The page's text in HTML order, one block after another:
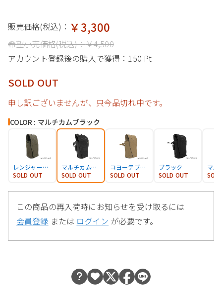
販売価格(税込)： ￥3,300
希望小売価格(税込)：￥4,500
アカウント登録後の購入で獲得： 150 Pt
SOLD OUT
申し訳ございませんが、只今品切れ中です。
COLOR : マルチカムブラック
レンジャーグリーン
SOLD OUT
マルチカムブラック
SOLD OUT
コヨーテブラウン
SOLD OUT
ブラック
SOLD OUT
マル
この商品の再入荷時にお知らせを受け取るには
会員登録 または ログイン が必要です。